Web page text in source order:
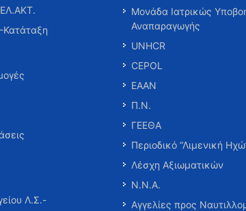
Λ.Σ.-
Μονάδα Ιατρικώς
Αναπαραγωγής
UNHCR
CEPOL
ΕΑΑΝ
Π.Ν.
ΓΕΕΘΑ
Περιοδικό “Λιμενική
Λέσχη Αξιωματικών
Ν.Ν.Α.
Αγγελίες προς